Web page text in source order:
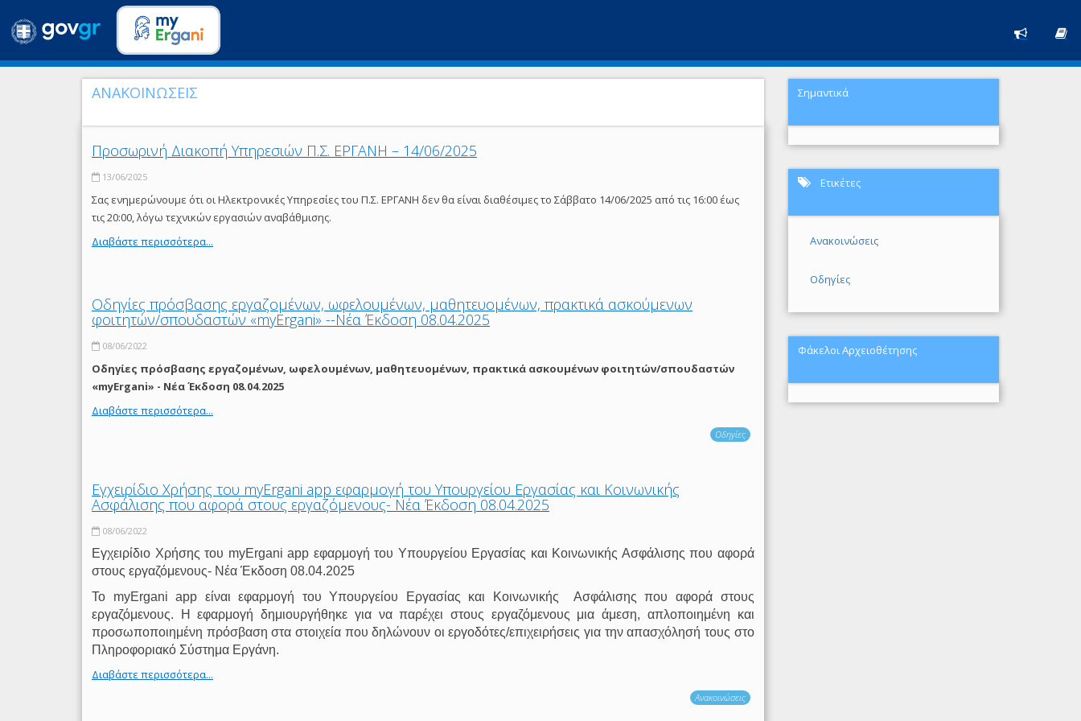
ΑΝΑΚΟΙΝΩΣΕΙΣ
Προσωρινή Διακοπή Υπηρεσιών Π.Σ. ΕΡΓΑΝΗ – 14/06/2025
13/06/2025
Σας ενημερώνουμε ότι οι Ηλεκτρονικές Υπηρεσίες του Π.Σ. ΕΡΓΑΝΗ δεν θα είναι διαθέσιμες το Σάββατο 14/06/2025 από τις 16:00 έως
τις 20:00, λόγω τεχνικών εργασιών αναβάθμισης.
Διαβάστε περισσότερα...
Οδηγίες πρόσβασης εργαζομένων, ωφελουμένων, μαθητευομένων, πρακτικά ασκούμενων
φοιτητών/σπουδαστών «myErgani» --Νέα Έκδοση 08.04.2025
08/06/2022
Οδηγίες πρόσβασης εργαζομένων, ωφελουμένων, μαθητευομένων, πρακτικά ασκουμένων φοιτητών/σπουδαστών
«myErgani» - Νέα Έκδοση 08.04.2025
Διαβάστε περισσότερα...
Οδηγίες
Εγχειρίδιο Χρήσης του myΕrgani app εφαρμογή του Υπουργείου Εργασίας και Κοινωνικής
Ασφάλισης που αφορά στους εργαζόμενους- Νέα Έκδοση 08.04.2025
08/06/2022
Εγχειρίδιο Χρήσης του myΕrgani app εφαρμογή του Υπουργείου Εργασίας και Κοινωνικής Ασφάλισης που αφορά
στους εργαζόμενους- Νέα Έκδοση 08.04.2025
Το myΕrgani app είναι εφαρμογή του Υπουργείου Εργασίας και Κοινωνικής
Ασφάλισης που αφορά στους
εργαζόμενους. Η εφαρμογή δημιουργήθηκε για να παρέχει στους εργαζόμενους μια άμεση, απλοποιημένη και
προσωποποιημένη πρόσβαση στα στοιχεία που δηλώνουν οι εργοδότες/επιχειρήσεις για την απασχόλησή τους στο
Πληροφοριακό Σύστημα Εργάνη.
Διαβάστε περισσότερα...
Ανακοινώσεις
Σημαντικά
Ετικέτες
Ανακοινώσεις
Οδηγίες
Φάκελοι Αρχειοθέτησης